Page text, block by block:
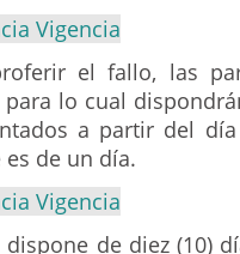
Vigencia
el fallo, las
para lo cual
a partir del
es de un día.
Vigencia
dispone de diez (10)